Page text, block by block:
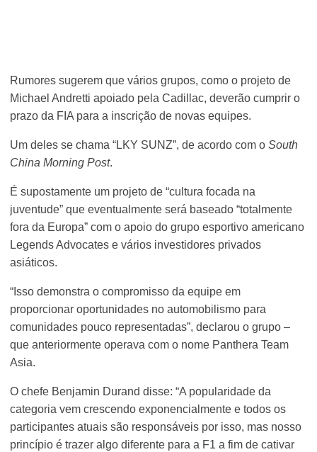
Rumores sugerem que vários grupos, como o projeto de
Michael Andretti apoiado pela Cadillac, deverão cumprir o
prazo da FIA para a inscrição de novas equipes.
Um deles se chama “LKY SUNZ”, de acordo com oSouth
China Morning Post.
É supostamente um projeto de “cultura focada na
juventude” que eventualmente será baseado “totalmente
fora da Europa” com o apoio do grupo esportivo americano
Legends Advocates e vários investidores privados
asiáticos.
“Isso demonstra o compromisso da equipe em
proporcionar oportunidades no automobilismo para
comunidades pouco representadas”, declarou o grupo –
que anteriormente operava com o nome Panthera Team
Asia.
O chefe Benjamin Durand disse: “A popularidade da
categoria vem crescendo exponencialmente e todos os
participantes atuais são responsáveis por isso, mas nosso
princípio é trazer algo diferente para a F1 a fim de cativar